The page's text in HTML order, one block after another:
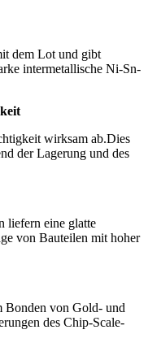
dem Lot und gibt
intermetallische Ni-Sn-
wirksam ab.Dies
der Lagerung und des
liefern eine glatte
von Bauteilen mit hoher
Bonden von Gold- und
des Chip-Scale-